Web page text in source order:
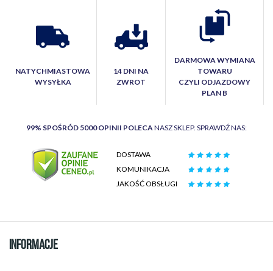
NATYCHMIASTOWA
WYSYŁKA
14 DNI NA
ZWROT
DARMOWA WYMIANA
TOWARU
CZYLI ODJAZDOWY
PLAN B
99% SPOŚRÓD 5000 OPINII POLECA NASZ SKLEP. SPRAWDŹ NAS:
DOSTAWA
KOMUNIKACJA
JAKOŚĆ OBSŁUGI
INFORMACJE